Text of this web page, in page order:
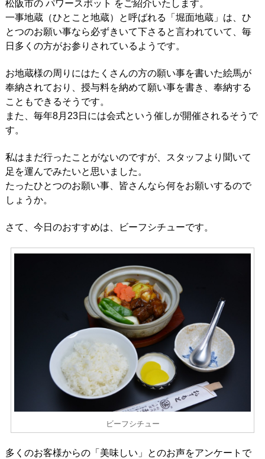
松阪市の パワースポット をご紹介いたします。
一事地蔵（ひとこと地蔵）と呼ばれる「堀面地蔵」は、ひ
とつのお願い事なら必ずきいて下さると言われていて、毎
日多くの方がお参りされているようです。
お地蔵様の周りにはたくさんの方の願い事を書いた絵馬が
奉納されており、授与料を納めて願い事を書き、奉納する
こともできるそうです。
また、毎年8月23日には会式という催しが開催されるそうで
す。
私はまだ行ったことがないのですが、スタッフより聞いて
足を運んでみたいと思いました。
たったひとつのお願い事、皆さんなら何をお願いするので
しょうか。
さて、今日のおすすめは、ビーフシチューです。
ビーフシチュー
多くのお客様からの「美味しい」とのお声をアンケートで